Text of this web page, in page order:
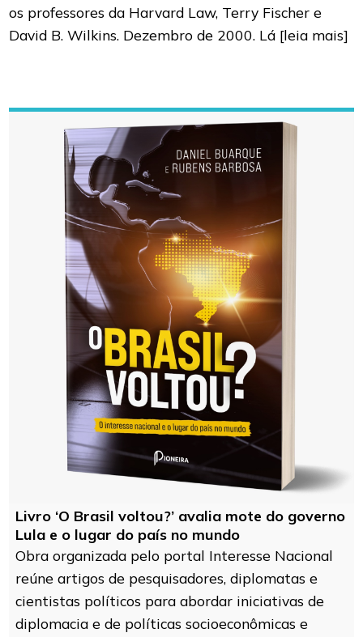
os professores da Harvard Law, Terry Fischer e
David B. Wilkins. Dezembro de 2000. Lá [leia mais]
Livro ‘O Brasil voltou?’ avalia mote do governo
Lula e o lugar do país no mundo
Obra organizada pelo portal Interesse Nacional
reúne artigos de pesquisadores, diplomatas e
cientistas políticos para abordar iniciativas de
diplomacia e de políticas socioeconômicas e